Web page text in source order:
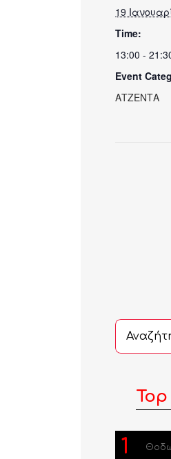
19
Time:
13:00 -
Event
ΑΤΖΕΝΤΑ
Αναζήτηση
...
Top
1